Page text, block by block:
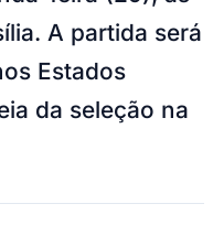
A partida será
Estados
da seleção na